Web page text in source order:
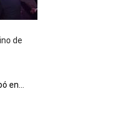
de
en...